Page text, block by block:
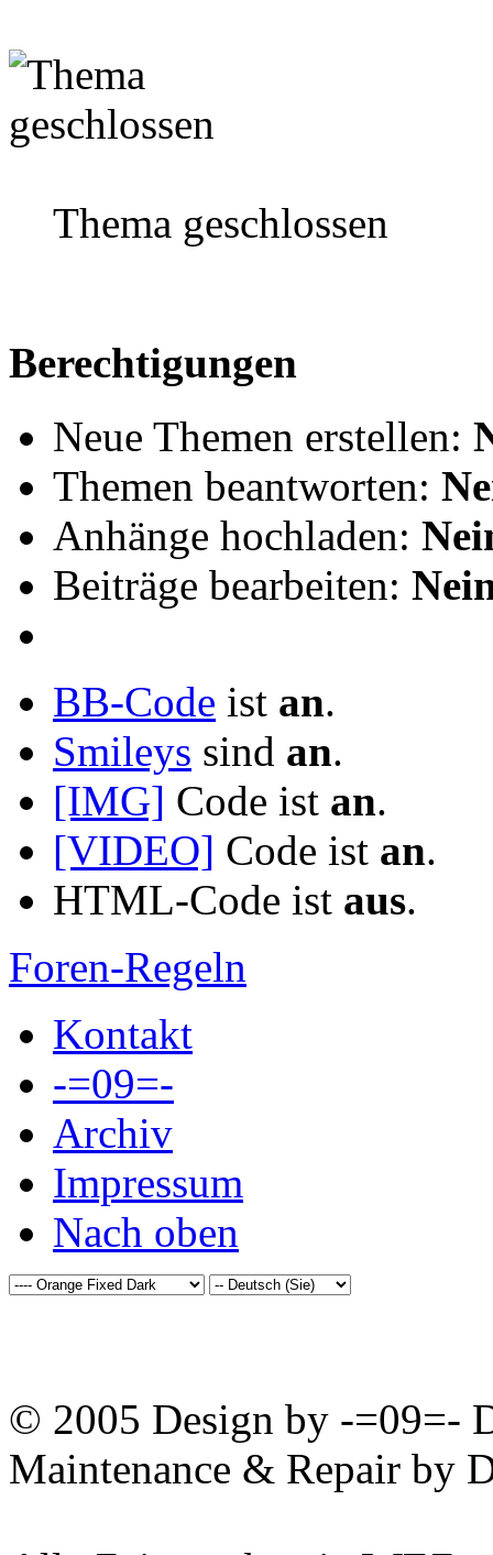
Thema geschlossen
Berechtigungen
Neue Themen erstellen:
Themen beantworten:
Anhänge hochladen:
Beiträge bearbeiten:
BB-Code ist an.
Smileys sind an.
[IMG] Code ist an.
[VIDEO] Code ist an.
HTML-Code ist aus.
Foren-Regeln
Kontakt
-=09=-
Archiv
Impressum
Nach oben
© 2005 Design by -=09=-
Maintenance & Repair by